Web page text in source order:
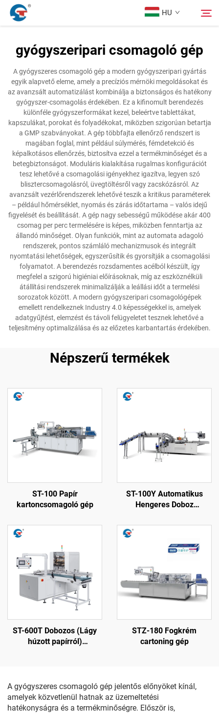
HU
Rólunk
Termékek
Tervezési Eset
Szolgáltatás
Hírek
Kapcsolat
Keresés
gyógyszeripari csomagoló gép
A gyógyszeres csomagoló gép a modern gyógyszeripari gyártás
egyik alapvető eleme, amely a precíziós mérnöki megoldásokat és
az avanzsált automatizálást kombinálja a biztonságos és hatékony
gyógyszer-csomagolás érdekében. Ez a kifinomult berendezés
különféle gyógyszerformákat kezel, beleértve tablettákat,
kapszulákat, porokat és folyadékokat, miközben szigorúan betartja
a GMP szabványokat. A gép többfajta ellenőrző rendszert is
magában foglal, mint például súlymérés, fémdetekció és
képalkotásos ellenőrzés, biztosítva ezzel a termékminőséget és a
betegbiztonságot. Moduláris kialakítása rugalmas konfigurációt
tesz lehetővé a csomagolási igényekhez igazítva, legyen szó
blisztercsomagolásról, üvegtöltésről vagy zacskózásról. Az
avanzsált vezérlőrendszerek lehetővé teszik a kritikus paraméterek
– például hőmérséklet, nyomás és zárás időtartama – valós idejű
figyelését és beállítását. A gép nagy sebességű működése akár 400
csomag per perc termelésére is képes, miközben fenntartja az
állandó minőséget. Olyan funkciók, mint az automata adagoló
rendszerek, pontos számláló mechanizmusok és integrált
nyomtatási lehetőségek, egyszerűsítik és gyorsítják a csomagolási
folyamatot. A berendezés rozsdamentes acélból készült, így
megfelel a szigorú higiéniai előírásoknak, míg az eszköznélküli
átállítási rendszerek minimalizálják a leállási időt a termelési
sorozatok között. A modern gyógyszeripari csomagológépek
emellett rendelkeznek Industry 4.0 képességekkel is, amelyek
adatgyűjtést, elemzést és távoli felügyeletet tesznek lehetővé a
teljesítmény optimalizálása és az előzetes karbantartás érdekében.
Népszerű termékek
ST-100 Papír
kartoncsomagoló gép
ST-100Y Automatikus
Hengeres Doboz
ST-600T Dobozos (Lágy
húzott papírról)
STZ-180 Fogkrém
cartoning gép
A gyógyszeres csomagoló gép jelentős előnyöket kínál,
amelyek közvetlenül hatnak az üzemeltetési
hatékonyságra és a termékminőségre. Először is,